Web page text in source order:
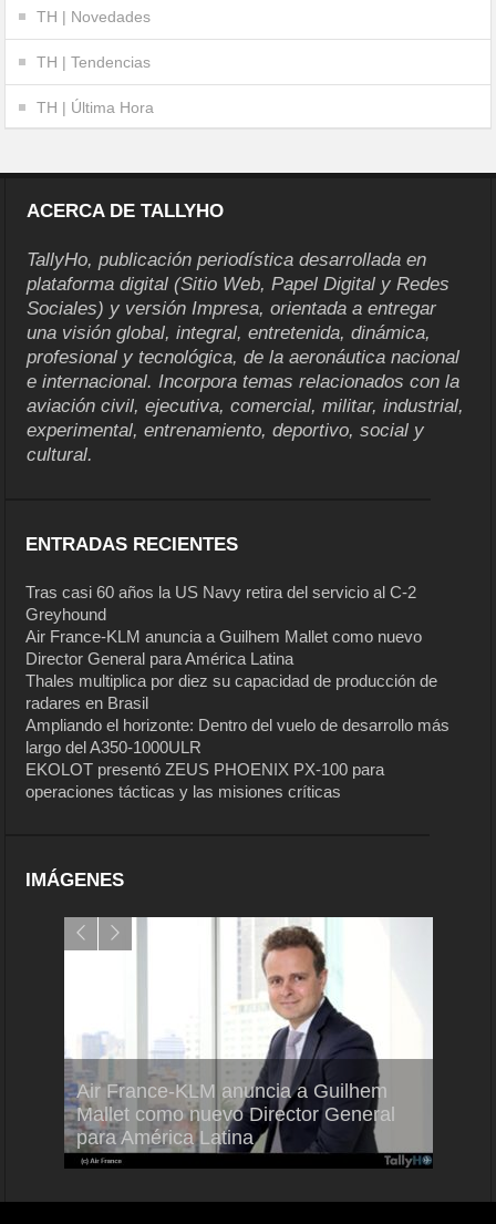
TH | Novedades
TH | Tendencias
TH | Última Hora
ACERCA DE TALLYHO
TallyHo, publicación periodística desarrollada en
plataforma digital (Sitio Web, Papel Digital y Redes
Sociales) y versión Impresa, orientada a entregar
una visión global, integral, entretenida, dinámica,
profesional y tecnológica, de la aeronáutica nacional
e internacional. Incorpora temas relacionados con la
aviación civil, ejecutiva, comercial, militar, industrial,
experimental, entrenamiento, deportivo, social y
cultural.
ENTRADAS RECIENTES
Tras casi 60 años la US Navy retira del servicio al C-2
Greyhound
Air France-KLM anuncia a Guilhem Mallet como nuevo
Director General para América Latina
Thales multiplica por diez su capacidad de producción de
radares en Brasil
Ampliando el horizonte: Dentro del vuelo de desarrollo más
largo del A350-1000ULR
EKOLOT presentó ZEUS PHOENIX PX-100 para
operaciones tácticas y las misiones críticas
IMÁGENES
Air France-KLM anuncia a Guilhem
Mallet como nuevo Director General
para América Latina